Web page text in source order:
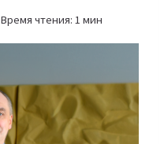
Время чтения: 1 мин